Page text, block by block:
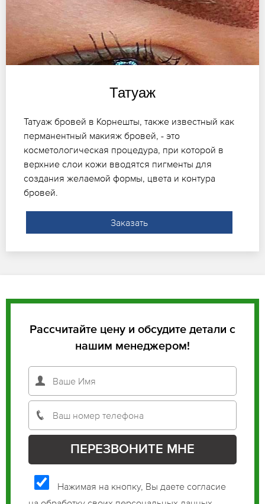
Татуаж
Татуаж бровей в Корнешты, также известный как
перманентный макияж бровей, - это
косметологическая процедура, при которой в
верхние слои кожи вводятся пигменты для
создания желаемой формы, цвета и контура
бровей.
Заказать
Рассчитайте цену и обсудите детали с
нашим менеджером!
Нажимая на кнопку, Вы даете согласие